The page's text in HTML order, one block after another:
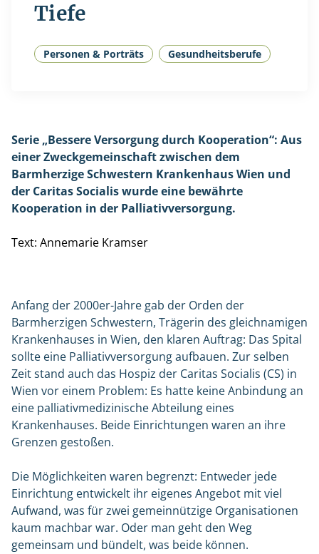
Tiefe
Personen & Porträts Gesundheitsberufe
Serie „Bessere Versorgung durch Kooperation“: Aus
einer Zweckgemeinschaft zwischen dem
Barmherzige Schwestern Krankenhaus Wien und
der Caritas Socialis wurde eine bewährte
Kooperation in der Palliativversorgung.
Text: Annemarie Kramser
Anfang der 2000er-Jahre gab der Orden der
Barmherzigen Schwestern, Trägerin des gleichnamigen
Krankenhauses in Wien, den klaren Auftrag: Das Spital
sollte eine Palliativversorgung aufbauen. Zur selben
Zeit stand auch das Hospiz der Caritas Socialis (CS) in
Wien vor einem Problem: Es hatte keine Anbindung an
eine palliativmedizinische Abteilung eines
Krankenhauses. Beide Einrichtungen waren an ihre
Grenzen gestoßen.
Die Möglichkeiten waren begrenzt: Entweder jede
Einrichtung entwickelt ihr eigenes Angebot mit viel
Aufwand, was für zwei gemeinnützige Organisationen
kaum machbar war. Oder man geht den Weg
gemeinsam und bündelt, was beide können.